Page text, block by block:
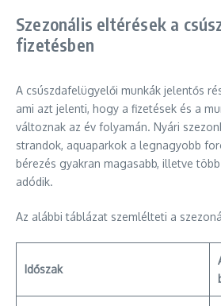
Szezonális eltérések a
fizetésben
A csúszdafelügyelői munkák jelentős
ami azt jelenti, hogy a fizetések és a
változnak az év folyamán. Nyári
strandok, aquaparkok a legnagyobb
bérezés gyakran magasabb, illetve
adódik.
Az alábbi táblázat szemlélteti a
Időszak